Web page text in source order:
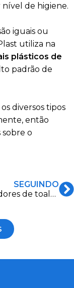
de higiene.
iguais ou
utiliza na
plásticos de
padrão de
diversos tipos
então
sobre o
SEGUINDO
Dispensadores de toalhas de papel ou dispositivos de ar quente?